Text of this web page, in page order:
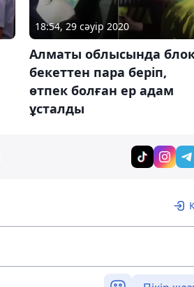
18:54, 29 сәуір 2020
Алматы облысында
бекеттен пара беріп,
өтпек болған ер адам
ұсталды